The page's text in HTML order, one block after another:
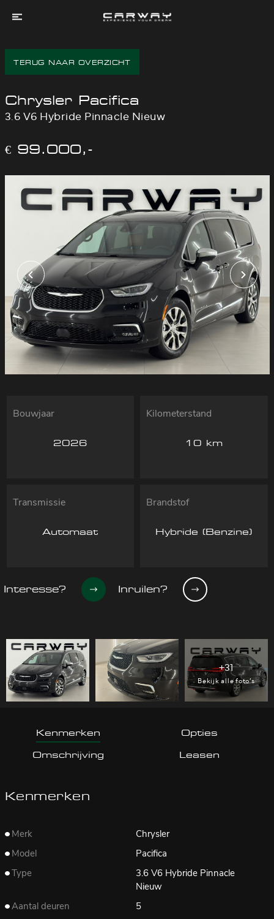
Aanbod
Experienced
Dreams
Ons
Contact
TERUG NAAR OVERZICHT
Chrysler Pacifica
3.6 V6 Hybride Pinnacle Nieuw
€ 99.000,-
Bouwjaar
2026
Kilometerstand
10 km
Transmissie
Automaat
Brandstof
Hybride (Benzine)
Interesse? Inruilen?
+31
Bekijk alle foto’s
Kenmerken
Opties
Omschrijving
Leasen
Kenmerken
Merk
Chrysler
Model
Pacifica
Type
3.6 V6 Hybride Pinnacle
Nieuw
Aantal deuren
5